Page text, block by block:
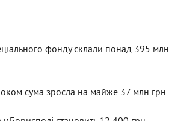
фонду склали понад 395 млн
сума зросла на майже 37 млн грн.